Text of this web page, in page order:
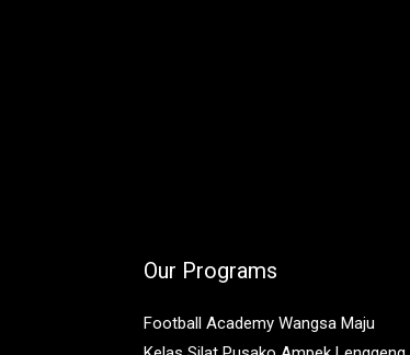
Our Programs
Football Academy Wangsa Maju